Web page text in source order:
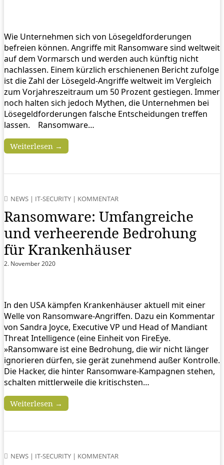
Wie Unternehmen sich von Lösegeldforderungen
befreien können. Angriffe mit Ransomware sind weltweit
auf dem Vormarsch und werden auch künftig nicht
nachlassen. Einem kürzlich erschienenen Bericht zufolge
ist die Zahl der Lösegeld-Angriffe weltweit im Vergleich
zum Vorjahreszeitraum um 50 Prozent gestiegen. Immer
noch halten sich jedoch Mythen, die Unternehmen bei
Lösegeldforderungen falsche Entscheidungen treffen
lassen. Ransomware…
Weiterlesen →
NEWS | IT-SECURITY | KOMMENTAR
Ransomware: Umfangreiche
und verheerende Bedrohung
für Krankenhäuser
2. November 2020
In den USA kämpfen Krankenhäuser aktuell mit einer
Welle von Ransomware-Angriffen. Dazu ein Kommentar
von Sandra Joyce, Executive VP und Head of Mandiant
Threat Intelligence (eine Einheit von FireEye.
»Ransomware ist eine Bedrohung, die wir nicht länger
ignorieren dürfen, sie gerät zunehmend außer Kontrolle.
Die Hacker, die hinter Ransomware-Kampagnen stehen,
schalten mittlerweile die kritischsten…
Weiterlesen →
NEWS | IT-SECURITY | KOMMENTAR